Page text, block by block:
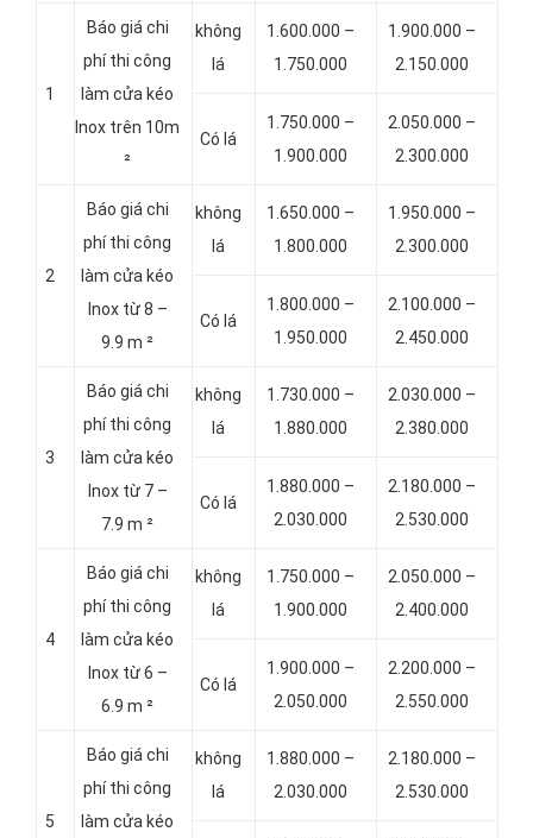
1
Báo giá chi
phí thi công
làm cửa kéo
Inox trên 10m
²
không
lá
1.600.000 –
1.750.000
1.900.000 –
2.150.000
Có lá
1.750.000 –
1.900.000
2.050.000 –
2.300.000
2
Báo giá chi
phí thi công
làm cửa kéo
Inox từ 8 –
9.9 m ²
không
lá
1.650.000 –
1.800.000
1.950.000 –
2.300.000
Có lá
1.800.000 –
1.950.000
2.100.000 –
2.450.000
3
Báo giá chi
phí thi công
làm cửa kéo
Inox từ 7 –
7.9 m ²
không
lá
1.730.000 –
1.880.000
2.030.000 –
2.380.000
Có lá
1.880.000 –
2.030.000
2.180.000 –
2.530.000
4
Báo giá chi
phí thi công
làm cửa kéo
Inox từ 6 –
6.9 m ²
không
lá
1.750.000 –
1.900.000
2.050.000 –
2.400.000
Có lá
1.900.000 –
2.050.000
2.200.000 –
2.550.000
5
Báo giá chi
phí thi công
làm cửa kéo
không
lá
1.880.000 –
2.030.000
2.180.000 –
2.530.000